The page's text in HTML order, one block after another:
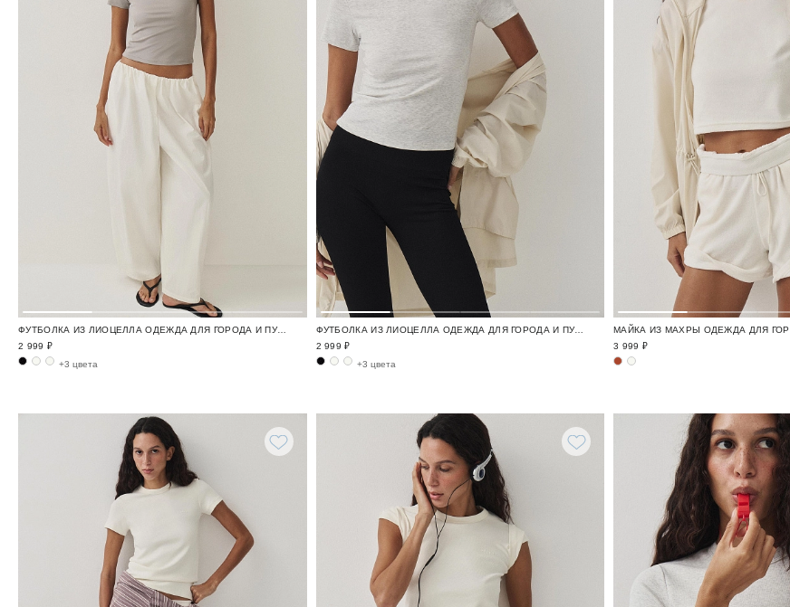
ФУТБОЛКА ИЗ ЛИОЦЕЛЛА ОДЕЖДА ДЛЯ ГОРОДА И ПУТЕШЕСТВИЙ / TRAVELLING
2 999 ₽
+3 цвета
ФУТБОЛКА ИЗ ЛИОЦЕЛЛА ОДЕЖДА ДЛЯ ГОРОДА И ПУТЕШЕСТВИЙ / TRAVELLING
2 999 ₽
+3 цвета
3 999 ₽